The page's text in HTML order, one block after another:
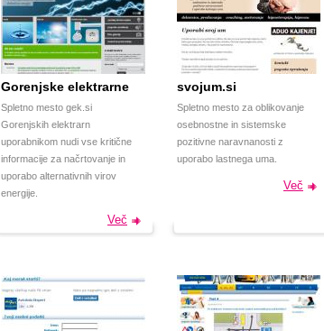
Gorenjske elektrarne
Spletno mesto gek.si
Gorenjskih elektrarn
uporabnikom nudi vse kritične
informacije za načrtovanje in
uporabo alternativnih virov
energije.
Več
svojum.si
Spletno mesto za oblikovanje
osebnostne in sistemske
pozitivne naravnanosti z
uporabo lastnega uma.
Več